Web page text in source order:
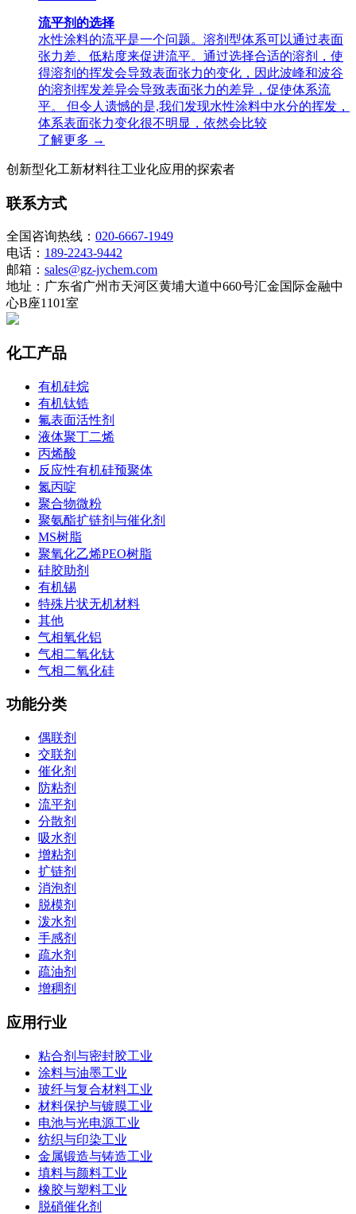
流平剂的选择
水性涂料的流平是一个问题。溶剂型体系可以通过表面
张力差、低粘度来促进流平。通过选择合适的溶剂，使
得溶剂的挥发会导致表面张力的变化，因此波峰和波谷
的溶剂挥发差异会导致表面张力的差异，促使体系流
平。 但令人遗憾的是,我们发现水性涂料中水分的挥发，
体系表面张力变化很不明显，依然会比较
了解更多 →
创新型化工新材料往工业化应用的探索者
联系方式
全国咨询热线： 020-6667-1949
电话： 189-2243-9442
邮箱： sales@gz-jychem.com
地址：广东省广州市天河区黄埔大道中660号汇金国际金融中
心B座1101室
化工产品
有机硅烷
有机钛锆
氟表面活性剂
液体聚丁二烯
丙烯酸
反应性有机硅预聚体
氮丙啶
聚合物微粉
聚氨酯扩链剂与催化剂
MS树脂
聚氧化乙烯PEO树脂
硅胶助剂
有机锡
特殊片状无机材料
其他
气相氧化铝
气相二氧化钛
气相二氧化硅
功能分类
偶联剂
交联剂
催化剂
防粘剂
流平剂
分散剂
吸水剂
增粘剂
扩链剂
消泡剂
脱模剂
泼水剂
手感剂
疏水剂
疏油剂
增稠剂
应用行业
粘合剂与密封胶工业
涂料与油墨工业
玻纤与复合材料工业
材料保护与镀膜工业
电池与光电源工业
纺织与印染工业
金属锻造与铸造工业
填料与颜料工业
橡胶与塑料工业
脱硝催化剂